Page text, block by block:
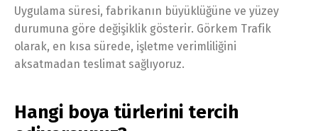
Uygulama süresi, fabrikanın büyüklüğüne ve yüzey
durumuna göre değişiklik gösterir. Görkem Trafik
olarak, en kısa sürede, işletme verimliliğini
aksatmadan teslimat sağlıyoruz.
Hangi boya türlerini tercih